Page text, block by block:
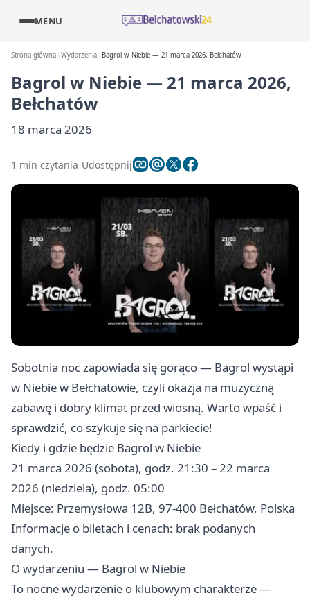
MENU
Strona główna Wydarzenia Bagrol w Niebie — 21 marca 2026, Bełchatów
Bagrol w Niebie — 21 marca 2026,
Bełchatów
18 marca 2026
1 min czytania Udostępnij
Sobotnia noc zapowiada się gorąco — Bagrol wystąpi
w Niebie w Bełchatowie, czyli okazja na muzyczną
zabawę i dobry klimat przed wiosną. Warto wpaść i
sprawdzić, co szykuje się na parkiecie!
Kiedy i gdzie będzie Bagrol w Niebie
21 marca 2026 (sobota), godz. 21:30 – 22 marca
2026 (niedziela), godz. 05:00
Miejsce: Przemysłowa 12B, 97-400 Bełchatów, Polska
Informacje o biletach i cenach: brak podanych
danych.
O wydarzeniu — Bagrol w Niebie
To nocne wydarzenie o klubowym charakterze —